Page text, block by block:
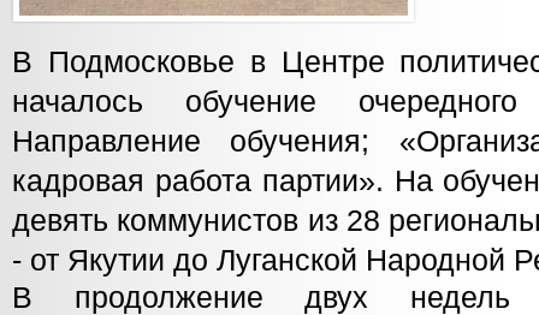
В Подмосковье в Центре
началось обучение
Направление обучения;
кадровая работа партии». На
девять коммунистов из 28
- от Якутии до Луганской Народной
В продолжение двух недель